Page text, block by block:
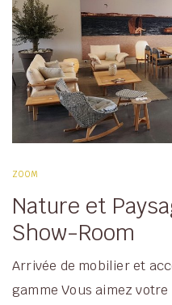
ZOOM
Nature et
Show-Room
Arrivée de mobilier et
gamme Vous aimez